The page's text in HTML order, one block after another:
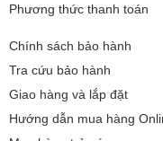
Phương thức thanh toán
Chính sách bảo hành
Tra cứu bảo hành
Giao hàng và lắp đặt
Hướng dẫn mua hàng